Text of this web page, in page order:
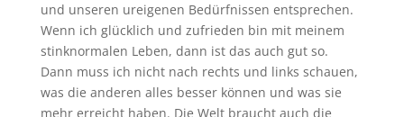
und unseren ureigenen Bedürfnissen entsprechen.
Wenn ich glücklich und zufrieden bin mit meinem
stinknormalen Leben, dann ist das auch gut so.
Dann muss ich nicht nach rechts und links schauen,
was die anderen alles besser können und was sie
mehr erreicht haben. Die Welt braucht auch die